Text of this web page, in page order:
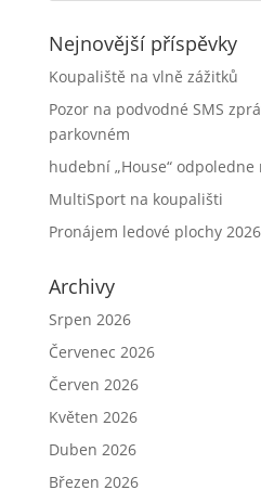
Nejnovější příspěvky
Koupaliště na vlně zážitků
Pozor na podvodné SMS
parkovném
hudební „House“
MultiSport na koupališti
Pronájem ledové plochy 2026
Archivy
Srpen 2026
Červenec 2026
Červen 2026
Květen 2026
Duben 2026
Březen 2026